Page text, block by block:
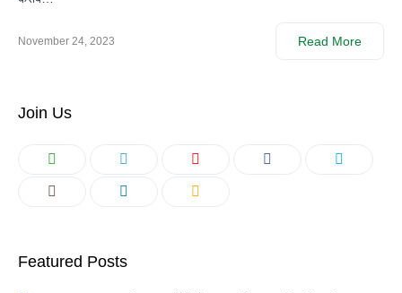
November 24, 2023 Read More
Join Us
Featured Posts